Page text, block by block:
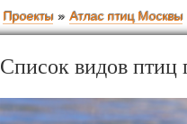
Проекты Атлас птиц Москвы
Список видов птиц